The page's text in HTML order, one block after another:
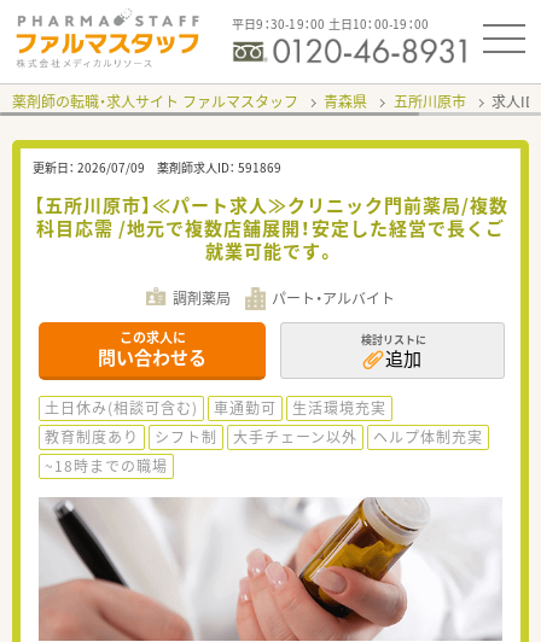
平日9：30-19：00 土日10：00-19：00
薬剤師の転職・求人サイト ファルマスタッフ 青森県 五所川原市 求人ID
更新日： 2026/07/09 薬剤師求人ID： 591869
【五所川原市】≪パート求人≫クリニック門前薬局/複数
科目応需 /地元で複数店舗展開！安定した経営で長くご
就業可能です。
調剤薬局 パート・アルバイト
この求人に
問い合わせる
検討リストに
追加
土日休み(相談可含む) 車通勤可
生活環境充実
教育制度あり
シフト制 大手チェーン以外
ヘルプ体制充実
~18時までの職場